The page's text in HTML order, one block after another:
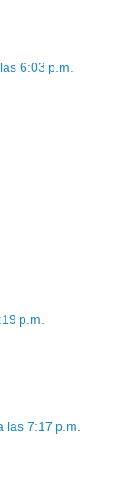
6:03 p.m.
p.m.
7:17 p.m.